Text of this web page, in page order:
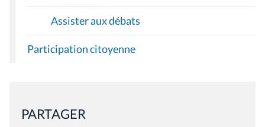
Assister aux débats
Participation citoyenne
PARTAGER